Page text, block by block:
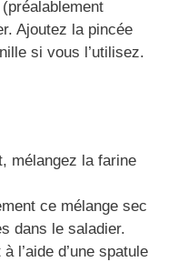
Ajoutez la pincée
si vous l’utilisez.
mélangez la farine
ce mélange sec
dans le saladier.
l’aide d’une spatule